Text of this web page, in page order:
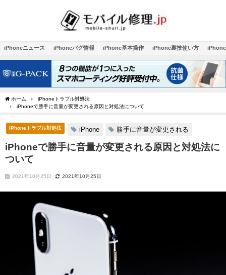
iPhoneニュース iPhoneバグ情報 iPhone基本操作 iPhone裏技使い方
ホーム
iPhoneトラブル対処法
iPhoneで勝手に音量が変更される原因と対処法について
iPhoneトラブル対処法 iPhone 勝手に音量が変更される
iPhoneで勝手に音量が変更される原因と対処法に
ついて
2021年10月25日 2021年10月25日